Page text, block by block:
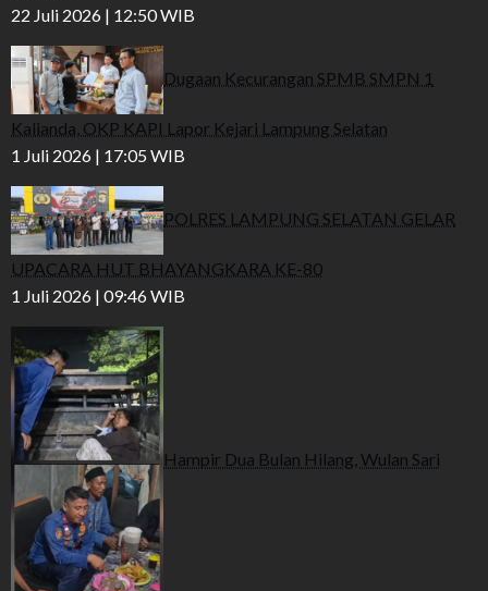
22 Juli 2026 | 12:50 WIB
Dugaan Kecurangan SPMB SMPN 1
Kalianda, OKP KAPI Lapor Kejari Lampung Selatan
1 Juli 2026 | 17:05 WIB
POLRES LAMPUNG SELATAN GELAR
UPACARA HUT BHAYANGKARA KE-80
1 Juli 2026 | 09:46 WIB
Hampir Dua Bulan Hilang, Wulan Sari